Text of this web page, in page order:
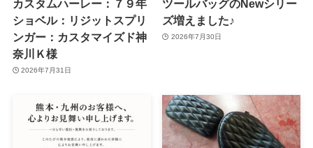
カスタムハーレー：７９年
ショベル：リジットスプリ
ンガー：カスタマイズド神
奈川Ｋ様
2026年7月31日
ツールバッグのNewシリー
ズ増えました♪
2026年7月30日